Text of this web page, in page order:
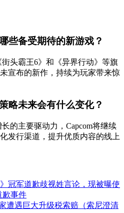
些备受期待的新游戏？
头霸王6》和《异界行动》等旗
宣布的新作，持续为玩家带来惊
略未来会有什么变化？
的主要驱动力，Capcom将继续
发行渠道，提升优质内容的线上
冠军道歉歧视姓言论，现被曝使
歉事件
遭遇巨大升级税索赔（索尼澄清